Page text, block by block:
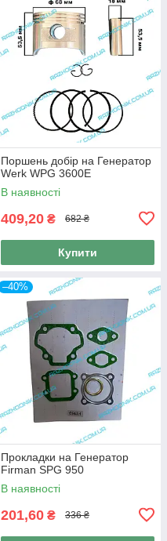
Поршень добір на Генератор
Werk WPG 3600E
В наявності
409,20 ₴ 682 ₴
Купити
–40%
Прокладки на Генератор
Firman SPG 950
В наявності
201,60 ₴ 336 ₴